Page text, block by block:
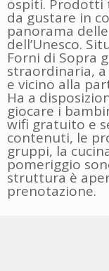
ospiti. Prodotti
da gustare in
panorama
dell’Unesco.
Forni di Sopra
straordinaria,
e vicino alla
Ha a
giocare i
wifi gratuito e
contenuti, le
gruppi, la
pomeriggio
struttura è
prenotazione.